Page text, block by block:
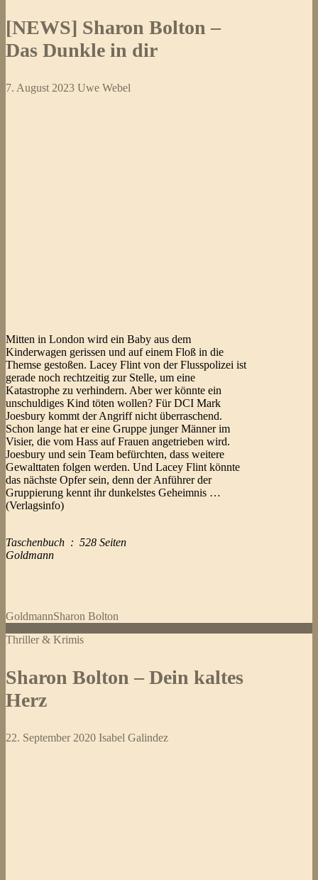
[NEWS] Sharon Bolton –
Das Dunkle in dir
7. August 2023 Uwe Webel
Mitten in London wird ein Baby aus dem
Kinderwagen gerissen und auf einem Floß in die
Themse gestoßen. Lacey Flint von der Flusspolizei ist
gerade noch rechtzeitig zur Stelle, um eine
Katastrophe zu verhindern. Aber wer könnte ein
unschuldiges Kind töten wollen? Für DCI Mark
Joesbury kommt der Angriff nicht überraschend.
Schon lange hat er eine Gruppe junger Männer im
Visier, die vom Hass auf Frauen angetrieben wird.
Joesbury und sein Team befürchten, dass weitere
Gewalttaten folgen werden. Und Lacey Flint könnte
das nächste Opfer sein, denn der Anführer der
Gruppierung kennt ihr dunkelstes Geheimnis …
(Verlagsinfo)
Taschenbuch ‏ : ‎ 528 Seiten
Goldmann
GoldmannSharon Bolton
Thriller & Krimis
Sharon Bolton – Dein kaltes
Herz
22. September 2020 Isabel Galindez